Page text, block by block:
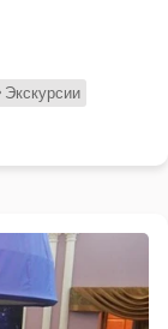
Экскурсии